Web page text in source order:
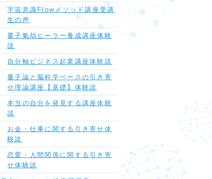
宇宙意識Flowメソッド講座受講
生の声
量子氣劫ヒーラー養成講座体験
談
自分軸ビジネス起業講座体験談
量子論と脳科学ベースの引き寄
せ理論講座【基礎】体験談
本当の自分を発見する講座体験
談
お金・仕事に関する引き寄せ体
験談
恋愛・人間関係に関する引き寄
せ体験談